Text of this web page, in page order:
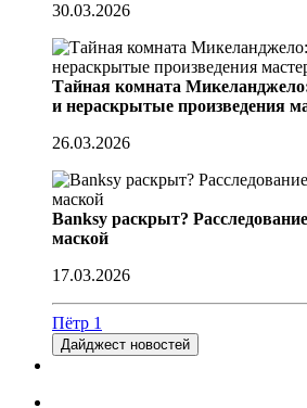
30.03.2026
Тайная комната
и нераскрытые произведения
26.03.2026
Banksy раскрыт?
маской
17.03.2026
Пётр 1
Дайджест новостей